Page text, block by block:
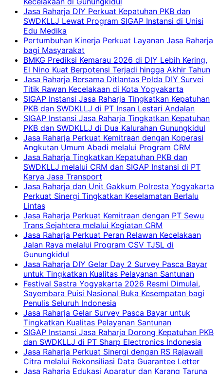
Jasa Raharja DIY Perkuat Kepatuhan PKB dan
SWDKLLJ Lewat Program SIGAP Instansi di Unisi
Edu Medika
Pertumbuhan Kinerja Perkuat Layanan Jasa Raharja
bagi Masyarakat
BMKG Prediksi Kemarau 2026 di DIY Lebih Kering,
El Nino Kuat Berpotensi Terjadi hingga Akhir Tahun
Jasa Raharja Bersama Ditlantas Polda DIY Survei
Titik Rawan Kecelakaan di Kota Yogyakarta
SIGAP Instansi Jasa Raharja Tingkatkan Kepatuhan
PKB dan SWDKLLJ di PT Insan Lestari Andalan
SIGAP Instansi Jasa Raharja Tingkatkan Kepatuhan
PKB dan SWDKLLJ di Dua Kalurahan Gunungkidul
Jasa Raharja Perkuat Kemitraan dengan Koperasi
Angkutan Umum Abadi melalui Program CRM
Jasa Raharja Tingkatkan Kepatuhan PKB dan
SWDKLLJ melalui CRM dan SIGAP Instansi di PT
Karya Jasa Transport
Jasa Raharja dan Unit Gakkum Polresta Yogyakarta
Perkuat Sinergi Tingkatkan Keselamatan Berlalu
Lintas
Jasa Raharja Perkuat Kemitraan dengan PT Sewu
Trans Sejahtera melalui Kegiatan CRM
Jasa Raharja Perkuat Peran Relawan Kecelakaan
Jalan Raya melalui Program CSV TJSL di
Gunungkidul
Jasa Raharja DIY Gelar Day 2 Survey Pasca Bayar
untuk Tingkatkan Kualitas Pelayanan Santunan
Festival Sastra Yogyakarta 2026 Resmi Dimulai,
Sayembara Puisi Nasional Buka Kesempatan bagi
Penulis Seluruh Indonesia
Jasa Raharja Gelar Survey Pasca Bayar untuk
Tingkatkan Kualitas Pelayanan Santunan
SIGAP Instansi Jasa Raharja Dorong Kepatuhan PKB
dan SWDKLLJ di PT Sharp Electronics Indonesia
Jasa Raharja Perkuat Sinergi dengan RS Rajawali
Citra melalui Rekonsiliasi Data Guarantee Letter
Jasa Raharja Edukasi Aparatur dan Karang Taruna